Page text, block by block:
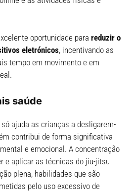
oportunidade para reduzir o
eletrónicos, incentivando as
tempo em movimento e em
saúde
ajuda as crianças a desligarem-
contribui de forma significativa
e emocional. A concentração
e aplicar as técnicas do jiu-jitsu
plena, habilidades que são
pelo uso excessivo de